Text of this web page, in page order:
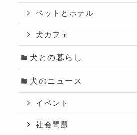
ペットとホテル
犬カフェ
犬との暮らし
犬のニュース
イベント
社会問題